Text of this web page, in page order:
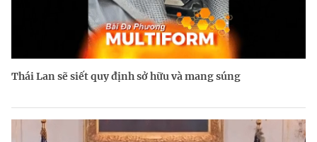
Thái Lan sẽ siết quy định sở hữu và mang súng